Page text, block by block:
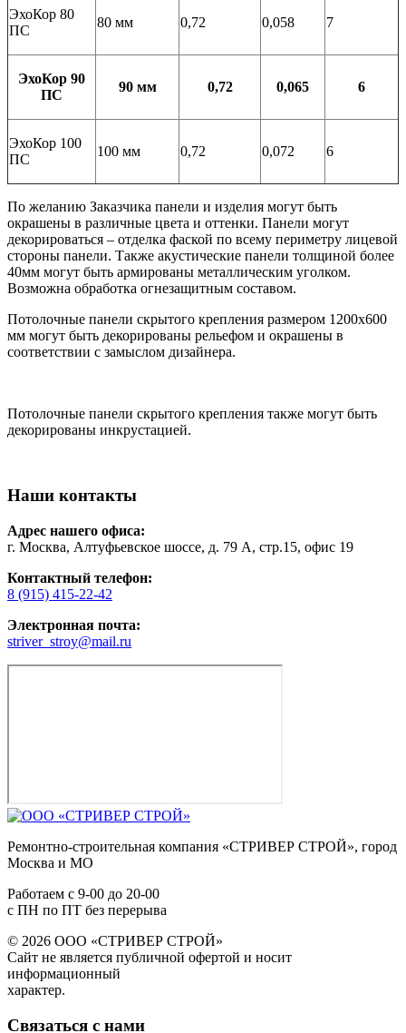
ЭхоКор 80
ПС
80 мм 0,72 0,058 7
ЭхоКор 90
ПС
90 мм 0,72 0,065 6
ЭхоКор 100
ПС
100 мм 0,72 0,072 6
По желанию Заказчика панели и изделия могут быть
окрашены в различные цвета и оттенки. Панели могут
декорироваться – отделка фаской по всему периметру лицевой
стороны панели. Также акустические панели толщиной более
40мм могут быть армированы металлическим уголком.
Возможна обработка огнезащитным составом.
Потолочные панели скрытого крепления размером 1200х600
мм могут быть декорированы рельефом и окрашены в
соответствии с замыслом дизайнера.
Потолочные панели скрытого крепления также могут быть
декорированы инкрустацией.
Наши контакты
Адрес нашего офиса:
г. Москва, Алтуфьевское шоссе, д. 79 А, стр.15, офис 19
Контактный телефон:
8 (915) 415-22-42
Электронная почта:
striver_stroy@mail.ru
Ремонтно-строительная компания «СТРИВЕР СТРОЙ», город
Москва и МО
Работаем с 9-00 до 20-00
с ПН по ПТ без перерыва
© 2026 ООО «СТРИВЕР СТРОЙ»
Сайт не является публичной офертой и носит
информационный
характер.
Связаться с нами